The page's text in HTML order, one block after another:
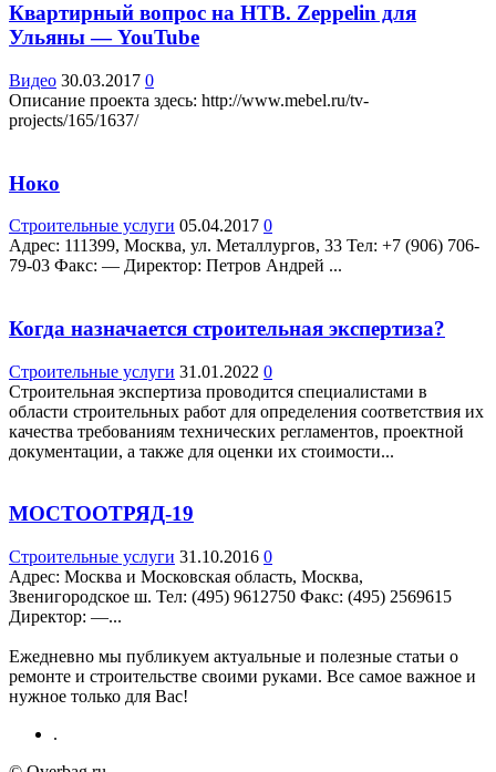
Квартирный вопрос на НТВ. Zeppelin для
Ульяны — YouTube
Видео 30.03.2017 0
Описание проекта здесь: http://www.mebel.ru/tv-
projects/165/1637/
Ноко
Строительные услуги 05.04.2017 0
Адрес: 111399, Москва, ул. Металлургов, 33 Teл: +7 (906) 706-
79-03 Факс: — Директор: Петров Андрей ...
Когда назначается строительная экспертиза?
Строительные услуги 31.01.2022 0
Строительная экспертиза проводится специалистами в
области строительных работ для определения соответствия их
качества требованиям технических регламентов, проектной
документации, а также для оценки их стоимости...
МОСТООТРЯД-19
Строительные услуги 31.10.2016 0
Адрес: Москва и Московская область, Москва,
Звенигородское ш. Teл: (495) 9612750 Факс: (495) 2569615
Директор: —...
Ежедневно мы публикуем актуальные и полезные статьи о
ремонте и строительстве своими руками. Все самое важное и
нужное только для Вас!
.